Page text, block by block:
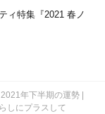
ィ特集『2021 春ノ
2021年下半期の運勢 |
しにプラスして